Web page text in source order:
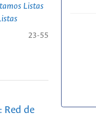
Listas
23-55
Red de